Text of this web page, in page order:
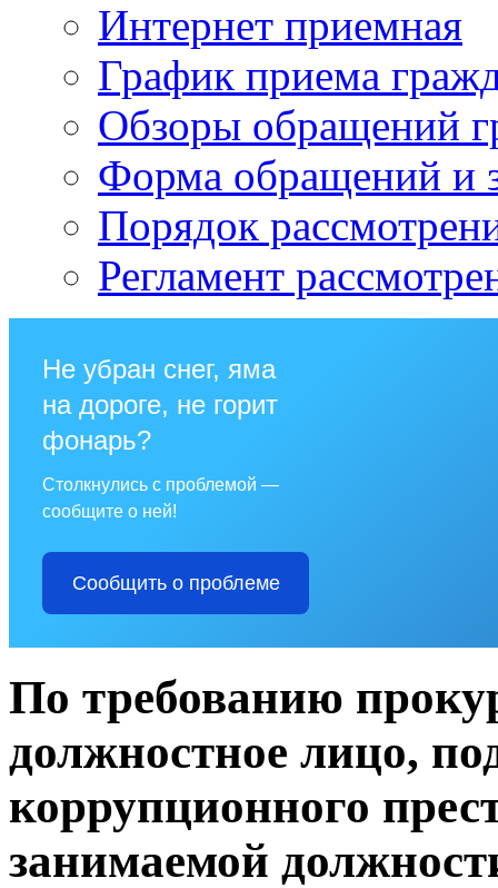
Интернет приемная
График приема
Обзоры обращений
Форма обращений и
Порядок
Регламент
Не убран снег, яма
на дороге, не горит
фонарь?
Столкнулись с проблемой —
сообщите о ней!
Сообщить о проблеме
По требованию
должностное лицо,
коррупционного
занимаемой